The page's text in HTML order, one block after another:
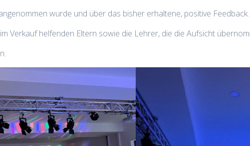
wurde und über das bisher erhaltene, positive Feedback.
Verkauf helfenden Eltern sowie die Lehrer, die die Aufsicht